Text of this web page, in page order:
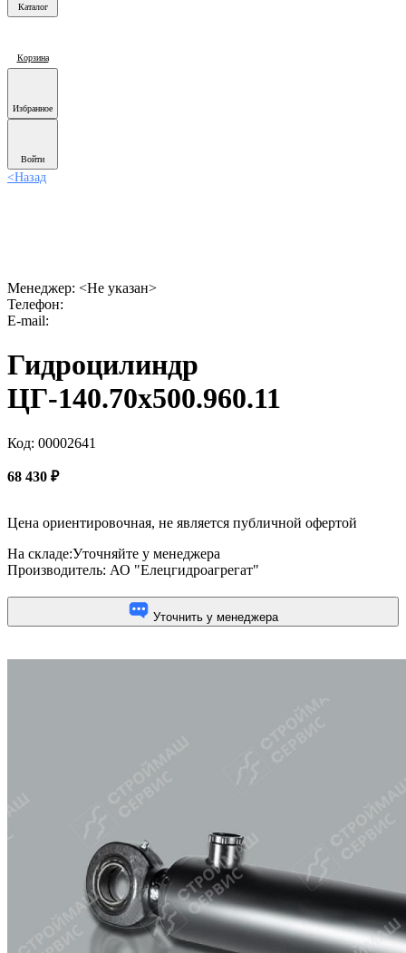
Каталог
Корзина
Избранное
Войти
<Назад
Менеджер: <Не указан>
Телефон:
E-mail:
Гидроцилиндр
ЦГ-140.70х500.960.11
Код: 00002641
68 430 ₽
Цена ориентировочная, не является публичной офертой
На складе:Уточняйте у менеджера
Производитель: АО "Елецгидроагрегат"
Уточнить у менеджера